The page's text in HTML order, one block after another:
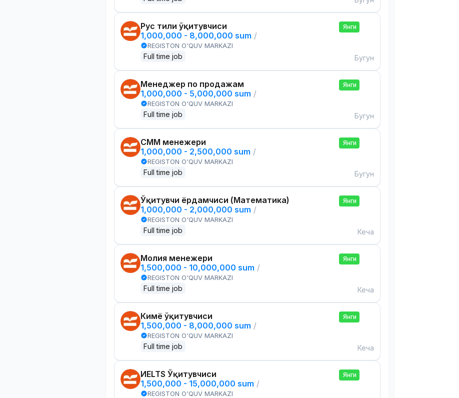
Рус тили ўқитувчиси
1,000,000 - 8,000,000 sum /
REGISTON O'QUV MARKAZI
Full time job
Янги
Бугун
Менеджер по продажам
1,000,000 - 5,000,000 sum /
REGISTON O'QUV MARKAZI
Full time job
Янги
Бугун
СММ менежери
1,000,000 - 2,500,000 sum /
REGISTON O'QUV MARKAZI
Full time job
Янги
Бугун
Ўқитувчи ёрдамчиси (Математика)
1,000,000 - 2,000,000 sum /
REGISTON O'QUV MARKAZI
Full time job
Янги
Кеча
Молия менежери
1,500,000 - 10,000,000 sum /
REGISTON O'QUV MARKAZI
Full time job
Янги
Кеча
Кимё ўқитувчиси
1,500,000 - 8,000,000 sum /
REGISTON O'QUV MARKAZI
Full time job
Янги
Кеча
ИELTS Ўқитувчиси
1,500,000 - 15,000,000 sum /
REGISTON O'QUV MARKAZI
Янги